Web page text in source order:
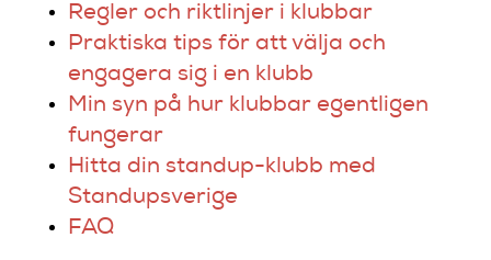
Regler och riktlinjer i klubbar
Praktiska tips för att välja och
engagera sig i en klubb
Min syn på hur klubbar egentligen
fungerar
Hitta din standup-klubb med
Standupsverige
FAQ